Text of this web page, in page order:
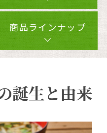
商品ラインナップ
誕生と由来